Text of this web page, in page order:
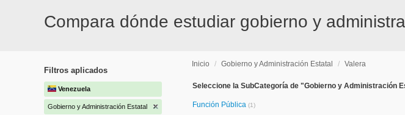
Compara dónde estudiar gobierno y
Filtros aplicados
Venezuela
Gobierno y Administración Estatal
Inicio / Gobierno y Administración Estatal / Valera
Seleccione la SubCategoría de "Gobierno y Administración
Función Pública (1)